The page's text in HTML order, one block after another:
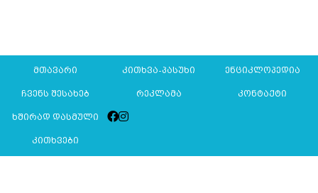
მთავარი კითხვა-პასუხი ენციკლოპედია
ჩვენს შესახებ რეკლამა კონტაქტი
ხშირად დასმული
კითხვები